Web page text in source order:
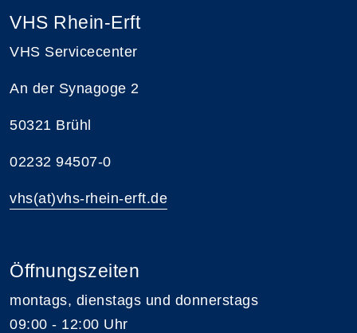
VHS Rhein-Erft
VHS Servicecenter
An der Synagoge 2
50321 Brühl
02232 94507-0
vhs(at)vhs-rhein-erft.de
Öffnungszeiten
montags, dienstags und donnerstags
09:00 - 12:00 Uhr